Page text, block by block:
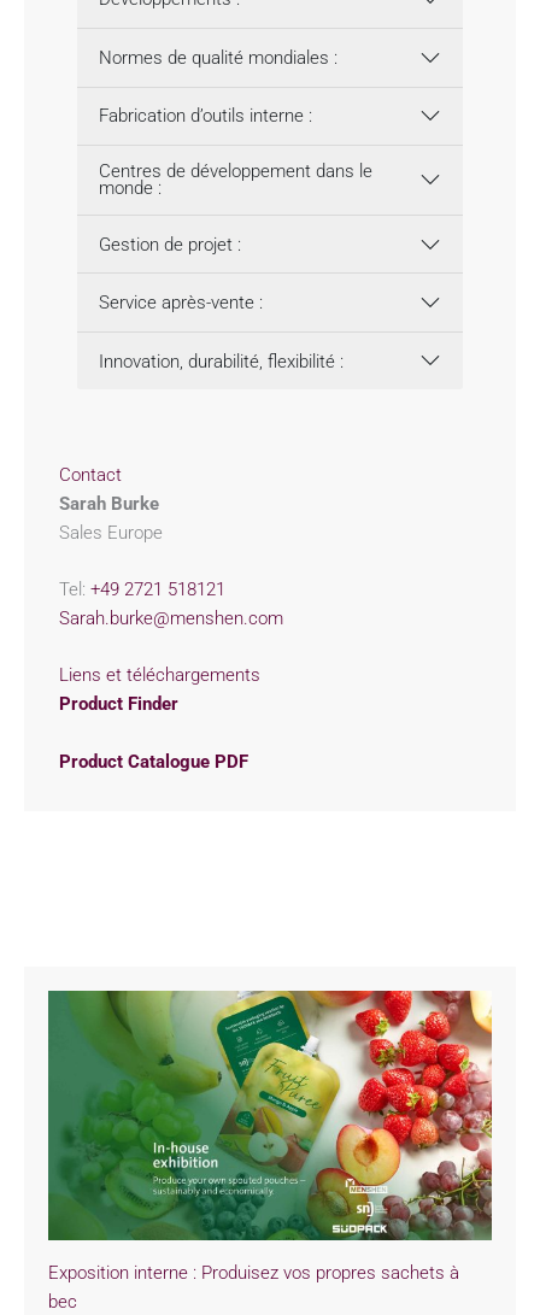
Normes de qualité mondiales :
Fabrication d’outils interne :
Centres de développement dans le
monde :
Gestion de projet :
Service après-vente :
Innovation, durabilité, flexibilité :
Contact
Sarah Burke
Sales Europe
Tel:+49 2721 518121
Sarah.burke@menshen.com
Liens et téléchargements
Product Finder
Product Catalogue PDF
Exposition interne : Produisez vos propres sachets à
bec